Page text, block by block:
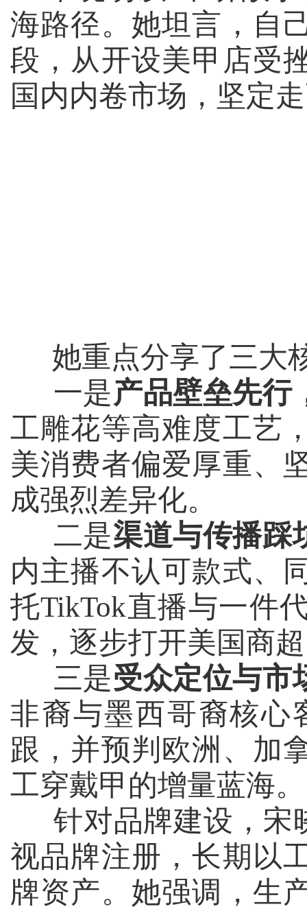
海路径。她坦言，自
段，从开设美甲店受
国内内卷市场，坚定
她重点分享了三大
一是产品壁垒先行
工雕花等高难度工艺
美消费者偏爱厚重、
成强烈差异化。
二是渠道与传播踩
内主播不认可款式、
托TikTok直播与一件
发，逐步打开美国商
三是受众定位与市
非裔与墨西哥裔核心
跟，并预判欧洲、加
工穿戴甲的增量蓝海。
针对品牌建设，宋
视品牌注册，长期以
牌资产。她强调，生